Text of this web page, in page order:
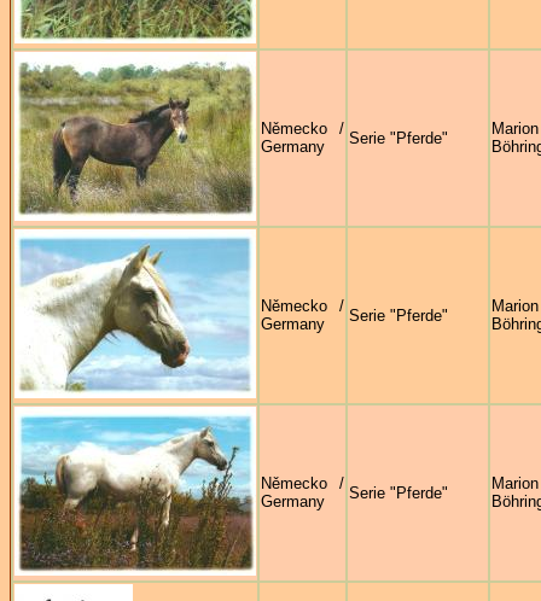
Německo /
Germany
Serie "Pferde"
Marion
Německo /
Germany
Serie "Pferde"
Marion
Německo /
Germany
Serie "Pferde"
Marion